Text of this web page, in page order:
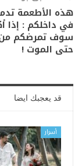
هذه الأطعمة
في داخلكم : إذا
سوف تمرضكم من
حتى الموت !
قد يعجبك ايضا
أسرار